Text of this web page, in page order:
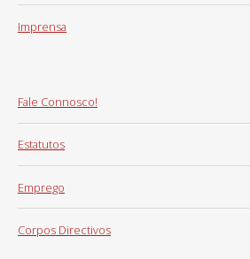
Imprensa
Fale Connosco!
Estatutos
Emprego
Corpos Directivos